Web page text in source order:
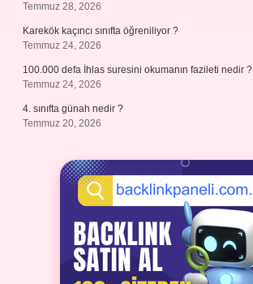
Temmuz 28, 2026
Karekök kaçıncı sınıfta öğreniliyor ?
Temmuz 24, 2026
100.000 defa İhlas suresini okumanın fazileti nedir ?
Temmuz 24, 2026
4. sınıfta günah nedir ?
Temmuz 20, 2026